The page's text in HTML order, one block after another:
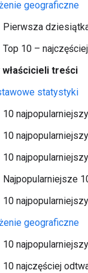
geograficzne
Pierwsza
Top 10 –
właścicieli treści
statystyki
10
10
10
Najpopularniejsze
10
geograficzne
10
10 najczęściej